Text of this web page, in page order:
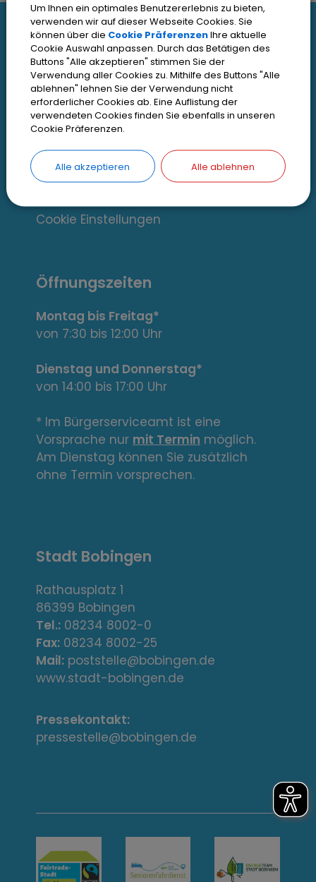
I
n
t
e
r
e
s
s
n
t
e
L
i
n
k
s
A
d
r
e
s
s
e
/
n
t
Interessante Links
Kontakt
Inhaltsverzeichnis
Impressum
Datenschutz
Zugangseröffnung
Cookie Einstellungen
Öffnungszeiten
Montag bis Freitag*
von 7:30 bis 12:00 Uhr
Dienstag und Donnerstag*
von 14:00 bis 17:00 Uhr
* Im Bürgerserviceamt ist eine
Vorsprache nur mit Termin möglich.
Am Dienstag können Sie zusätzlich
ohne Termin vorsprechen.
Stadt Bobingen
Rathausplatz 1
86399 Bobingen
Tel.: 08234 8002-0
Fax: 08234 8002-25
Mail: poststelle@bobingen.de
www.stadt-bobingen.de
Pressekontakt:
pressestelle@bobingen.de
Um Ihnen ein optimales Benutzererlebnis zu bieten,
verwenden wir auf dieser Webseite Cookies. Sie
können über die Cookie PräferenzenIhre aktuelle
Cookie Auswahl anpassen. Durch das Betätigen des
Buttons "Alle akzeptieren" stimmen Sie der
Verwendung aller Cookies zu. Mithilfe des Buttons "Alle
ablehnen" lehnen Sie der Verwendung nicht
erforderlicher Cookies ab. Eine Auflistung der
verwendeten Cookies finden Sie ebenfalls in unseren
Cookie Präferenzen.
Alle akzeptieren Alle ablehnen